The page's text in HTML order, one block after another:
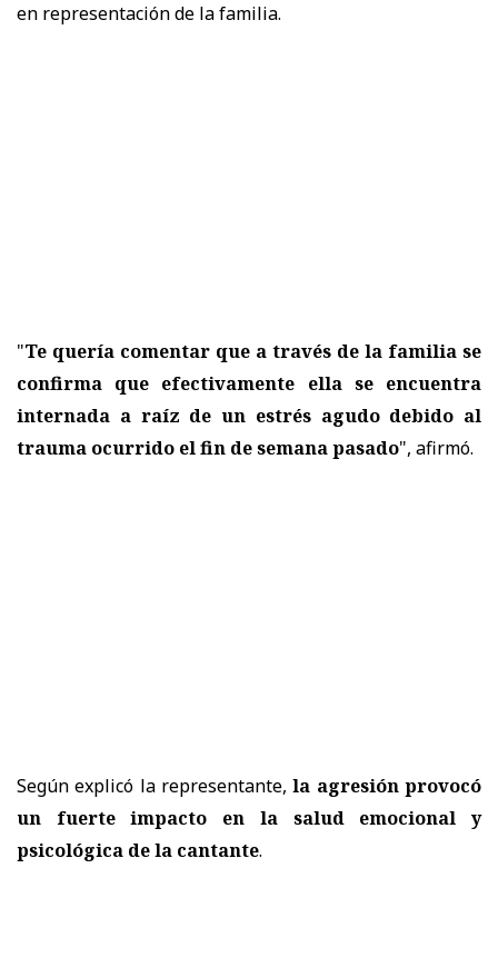
en representación de la familia.
"Te quería comentar que a través de la familia se
confirma que efectivamente ella se encuentra
internada a raíz de un estrés agudo debido al
trauma ocurrido el fin de semana pasado", afirmó.
Según explicó la representante,la agresión provocó
un fuerte impacto en la salud emocional y
psicológica de la cantante.